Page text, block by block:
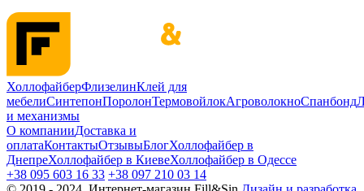
ХоллофайберФлизелинКлей для
мебелиСинтепонПоролонТермовойлокАгроволокноСпанбонд
и механизмы
О компанииДоставка и
оплатаКонтактыОтзывыБлогХоллофайбер в
ДнепреХоллофайбер в КиевеХоллофайбер в Одессе
+38 095 603 16 33 +38 097 210 03 14